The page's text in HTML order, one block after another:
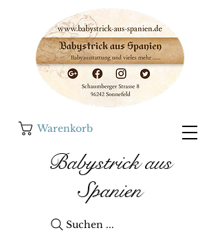
Warenkorb
Babystrick aus
Spanien
Suchen ...